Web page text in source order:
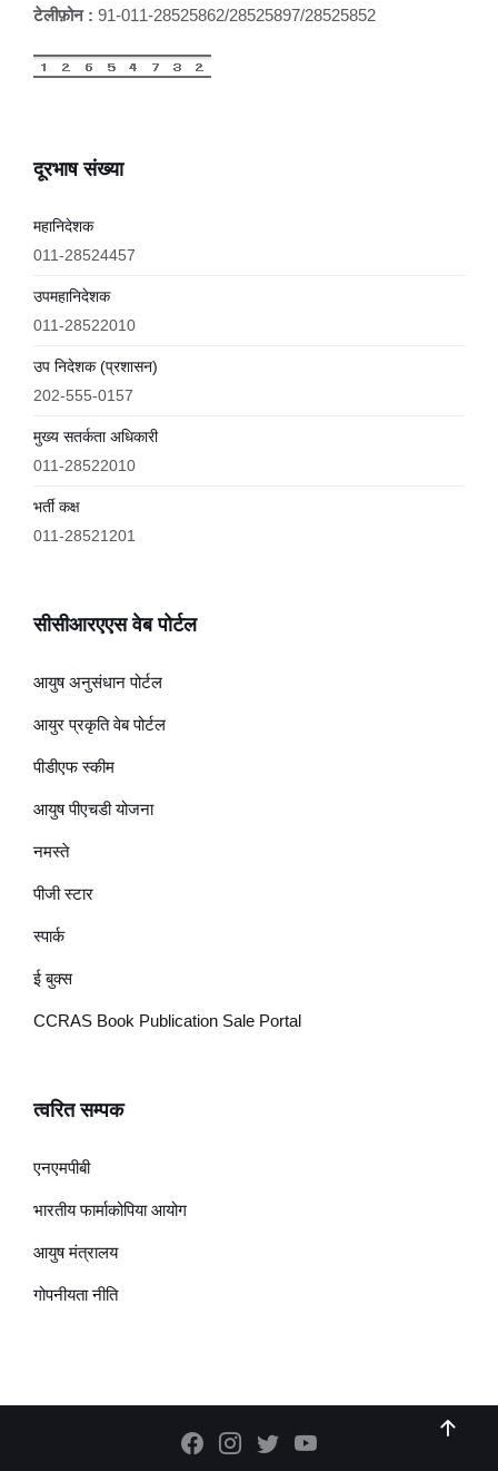
टेलीफ़ोन : 91-011-28525862/28525897/28525852
दूरभाष संख्या
महानिदेशक
011-28524457
उपमहानिदेशक
011-28522010
उप निदेशक (प्रशासन)
202-555-0157
मुख्य सतर्कता अधिकारी
011-28522010
भर्ती कक्ष
011-28521201
सीसीआरएएस वेब पोर्टल
आयुष अनुसंधान पोर्टल
आयुर प्रकृति वेब पोर्टल
पीडीएफ स्कीम
आयुष पीएचडी योजना
नमस्ते
पीजी स्टार
स्पार्क
ई बुक्स
CCRAS Book Publication Sale Portal
त्वरित सम्पक
एनएमपीबी
भारतीय फार्माकोपिया आयोग
आयुष मंत्रालय
गोपनीयता नीति